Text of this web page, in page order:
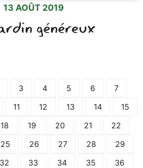
13 AOÛT 2019
généreux
3 4 5 6
7
11 12 13 14
15
18 19 20 21
22
25 26 27 28
29
32 33 34 35
36